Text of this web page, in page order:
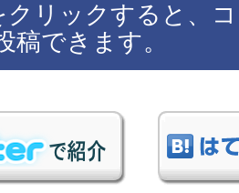
クリックすると、
稿できます。